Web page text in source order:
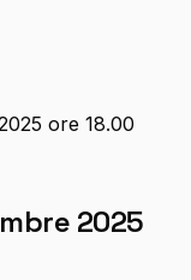
ore 18.00
2025